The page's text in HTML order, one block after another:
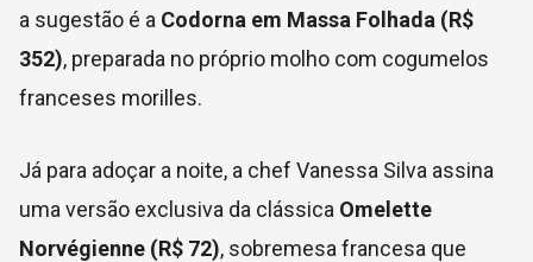
a sugestão é a Codorna em Massa Folhada (R$
352), preparada no próprio molho com cogumelos
franceses morilles.
Já para adoçar a noite, a chef Vanessa Silva assina
uma versão exclusiva da clássica Omelette
Norvégienne (R$ 72), sobremesa francesa que